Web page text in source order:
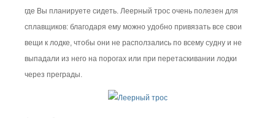
где Вы планируете сидеть. Леерный трос очень полезен для
сплавщиков: благодаря ему можно удобно привязать все свои
вещи к лодке, чтобы они не расползались по всему судну и не
выпадали из него на порогах или при перетаскивании лодки
через преграды.